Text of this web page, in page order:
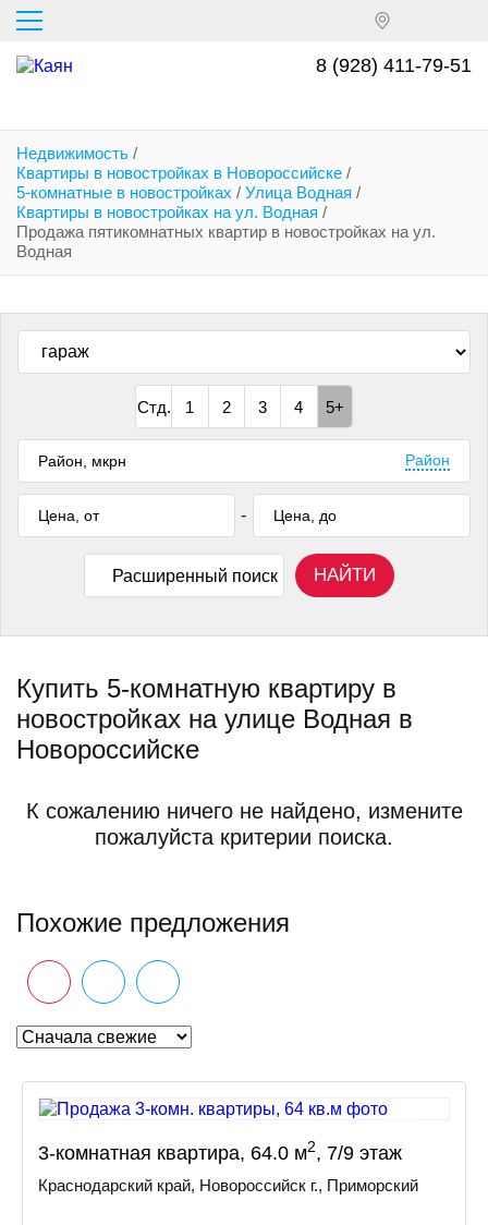
Перейти
основному
содержанию
8 (928) 411-79-51
Недвижимость /
Квартиры в новостройках в Новороссийске /
5-комнатные в новостройках / Улица Водная /
Квартиры в новостройках на ул. Водная /
Продажа пятикомнатных квартир в новостройках на ул.
Водная
Стд. 1 2 3 4 5+
Район
-
Расширенный поиск НАЙТИ
Купить 5-комнатную квартиру в
новостройках на улице Водная в
Новороссийске
К сожалению ничего не найдено, измените
пожалуйста критерии поиска.
Похожие предложения
3-комнатная квартира, 64.0 м2, 7/9 этаж
Краснодарский край, Новороссийск г., Приморский